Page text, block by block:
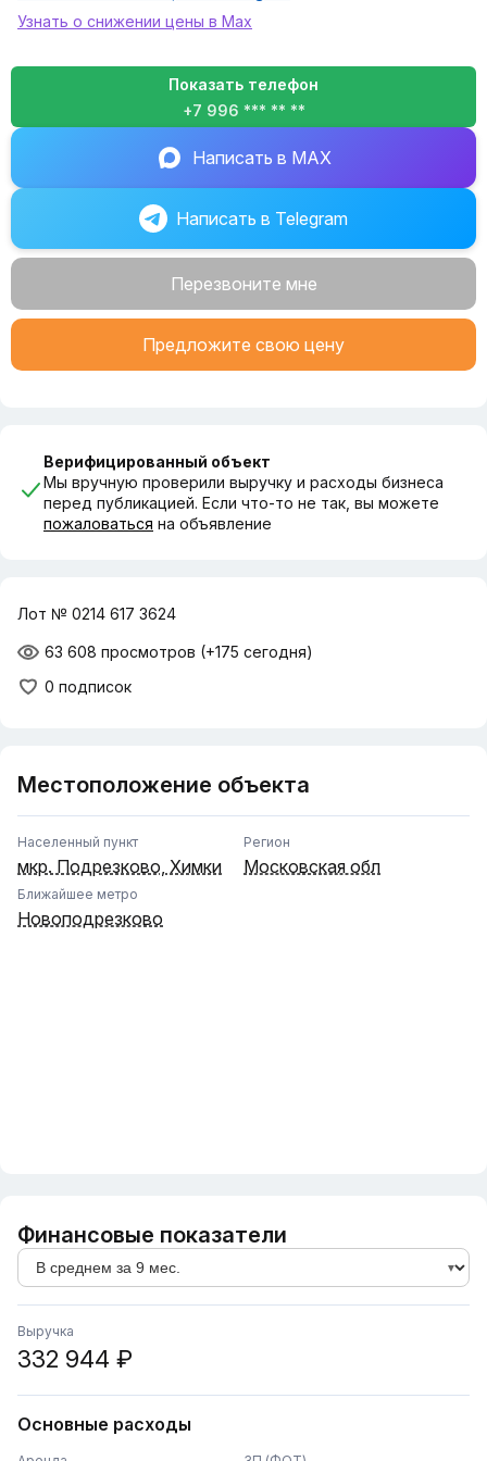
Узнать о снижении цены в Max
Показать телефон
+7 996 *** ** **
Написать в MAX
Написать в Telegram
Перезвоните мне
Предложите свою цену
Верифицированный объект
Мы вручную проверили выручку и расходы бизнеса
перед публикацией. Если что-то не так, вы можете
пожаловаться на объявление
Лот № 0214 617 3624
63 608 просмотров (+175 сегодня)
0 подписок
Местоположение объекта
Населенный пункт
мкр. Подрезково, Химки
Регион
Московская обл
Ближайшее метро
Новоподрезково
Финансовые показатели
Выручка
332 944 ₽
Основные расходы